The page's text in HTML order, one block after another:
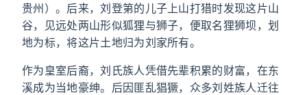
贵州）。后来，刘登第的儿子上山打猎时发现这片山
谷，见远处两山形似狐狸与狮子，便取名狸狮坝，划
地为标，将这片土地归为刘家所有。
作为皇室后裔，刘氏族人凭借先辈积累的财富，在东
溪成为当地豪绅。后因匪乱猖獗，众多刘姓族人迁往